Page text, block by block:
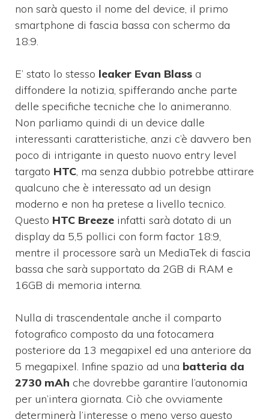
non sarà questo il nome del device, il primo
smartphone di fascia bassa con schermo da
18:9.
E’ stato lo stesso leaker Evan Blass a
diffondere la notizia, spifferando anche parte
delle specifiche tecniche che lo animeranno.
Non parliamo quindi di un device dalle
interessanti caratteristiche, anzi c’è davvero ben
poco di intrigante in questo nuovo entry level
targato HTC, ma senza dubbio potrebbe attirare
qualcuno che è interessato ad un design
moderno e non ha pretese a livello tecnico.
Questo HTC Breeze infatti sarà dotato di un
display da 5,5 pollici con form factor 18:9,
mentre il processore sarà un MediaTek di fascia
bassa che sarà supportato da 2GB di RAM e
16GB di memoria interna.
Nulla di trascendentale anche il comparto
fotografico composto da una fotocamera
posteriore da 13 megapixel ed una anteriore da
5 megapixel. Infine spazio ad una batteria da
2730 mAh che dovrebbe garantire l’autonomia
per un’intera giornata. Ciò che ovviamente
determinerà l’interesse o meno verso questo